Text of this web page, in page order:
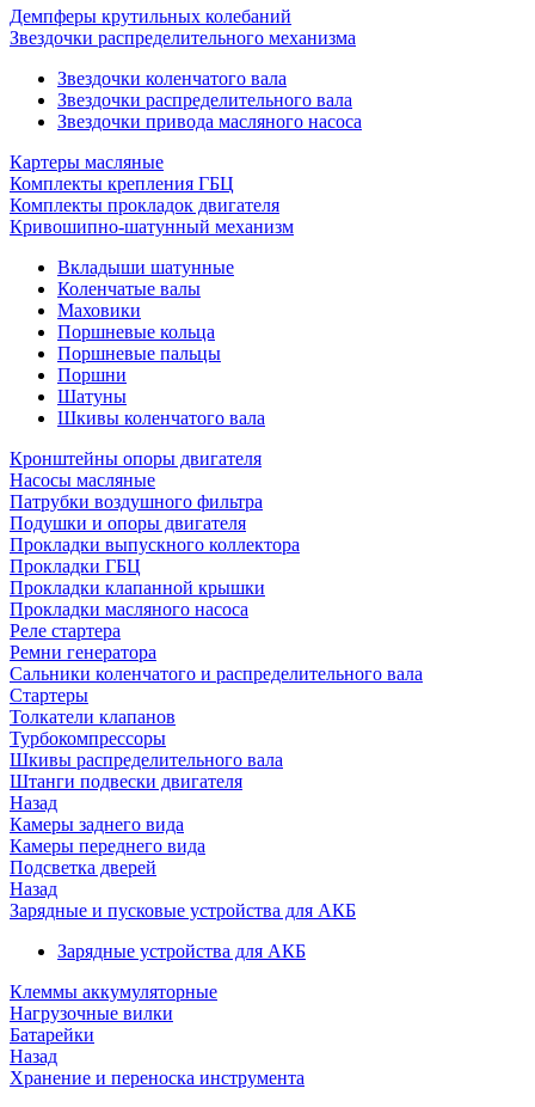
Демпферы крутильных колебаний
Звездочки распределительного механизма
Звездочки коленчатого вала
Звездочки распределительного вала
Звездочки привода масляного насоса
Картеры масляные
Комплекты крепления ГБЦ
Комплекты прокладок двигателя
Кривошипно-шатунный механизм
Вкладыши шатунные
Коленчатые валы
Маховики
Поршневые кольца
Поршневые пальцы
Поршни
Шатуны
Шкивы коленчатого вала
Кронштейны опоры двигателя
Насосы масляные
Патрубки воздушного фильтра
Подушки и опоры двигателя
Прокладки выпускного коллектора
Прокладки ГБЦ
Прокладки клапанной крышки
Прокладки масляного насоса
Реле стартера
Ремни генератора
Сальники коленчатого и распределительного вала
Стартеры
Толкатели клапанов
Турбокомпрессоры
Шкивы распределительного вала
Штанги подвески двигателя
Назад
Камеры заднего вида
Камеры переднего вида
Подсветка дверей
Назад
Зарядные и пусковые устройства для АКБ
Зарядные устройства для АКБ
Клеммы аккумуляторные
Нагрузочные вилки
Батарейки
Назад
Хранение и переноска инструмента